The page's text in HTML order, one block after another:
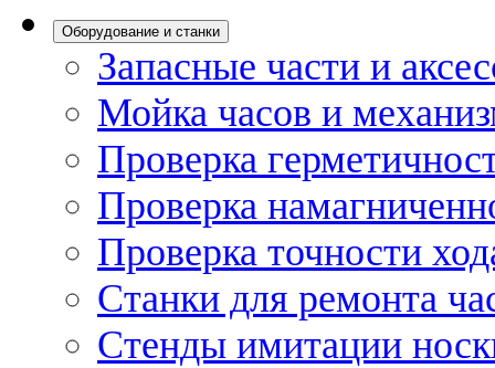
Оборудование и станки
Запасные части и
Мойка часов и
Проверка
Проверка
Проверка точности
Станки для ремонта
Стенды имитации